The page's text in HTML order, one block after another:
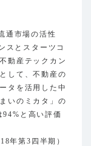
通市場の活性
スとスターツコ
動産テックカン
して、不動産の
タを活用した中
いのミカタ」の
と高い評価
年第3四半期）